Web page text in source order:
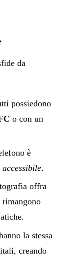
da
possiedono
o con un
è
.
offra
la stessa
creando